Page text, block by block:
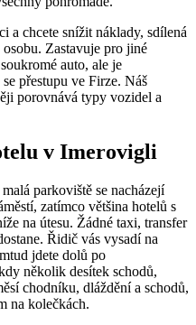
a chcete snížit náklady, sdílená
Zastavuje pro jiné
auto, ale je
přestupu ve Firze. Náš
porovnává typy vozidel a
v Imerovigli
parkoviště se nacházejí
zatímco většina hotelů s
na útesu. Žádné taxi, transfer
Řidič vás vysadí na
jdete dolů po
několik desítek schodů,
chodníku, dláždění a schodů,
na kolečkách.